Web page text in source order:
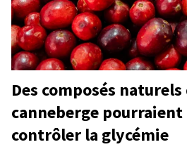
Des composés naturels
canneberge
contrôler la glycémie